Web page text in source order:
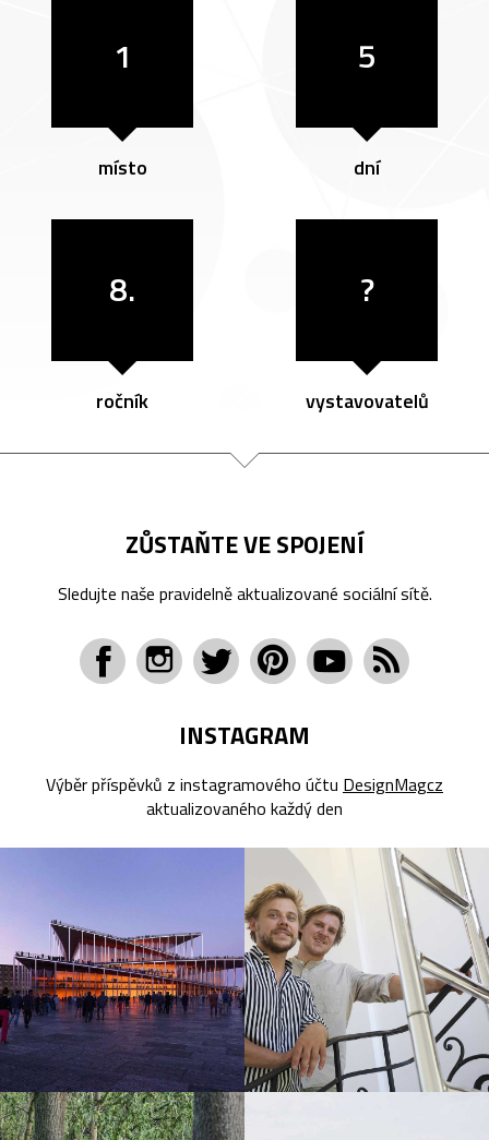
1
místo
5
dní
8.
ročník
?
vystavovatelů
ZŮSTAŇTE VE SPOJENÍ
Sledujte naše pravidelně aktualizované sociální sítě.
INSTAGRAM
Výběr příspěvků z instagramového účtu DesignMagcz
aktualizovaného každý den